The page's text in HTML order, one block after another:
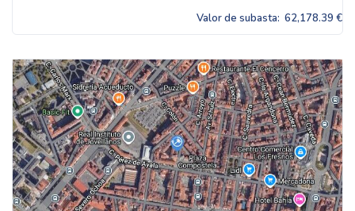
Valor de subasta: 62,178.39 €